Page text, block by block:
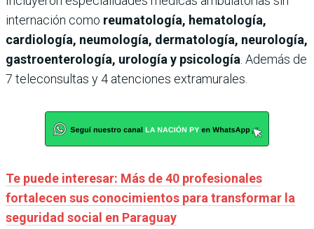
internación como reumatología, hematología,
cardiología, neumología, dermatología, neurología,
gastroenterología, urología y psicología . Además de
7 teleconsultas y 4 atenciones extramurales.
Te puede interesar: Más de 40 profesionales
fortalecen sus conocimientos para transformar la
seguridad social en Paraguay